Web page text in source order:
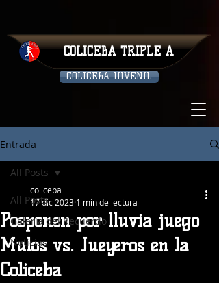
COLICEBA JUVENIL
COLICEBA TRIPLE A
Entrada
All Posts
Galeria del Recuerdo
Noticias
All Posts
Posponen por lluvia juego
Mulos vs. Jueyeros en la
Coliceba
coliceba
17 dic 2023 1 min de lectura